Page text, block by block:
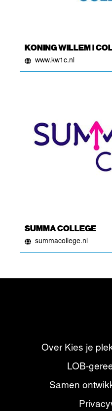
KONING WILLEM I
www.kw1c.nl
SUMMA COLLEGE
summacollege.nl
Over Kies je
LOB-
Samen